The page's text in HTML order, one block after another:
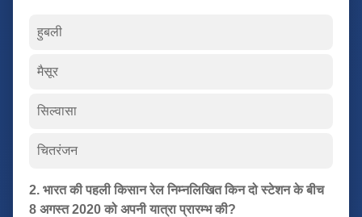
हुबली
मैसूर
सिल्वासा
चितरंजन
2. भारत की पहली किसान रेल निम्नलिखित किन दो स्टेशन के बीच
8 अगस्त 2020 को अपनी यात्रा प्रारम्भ की?